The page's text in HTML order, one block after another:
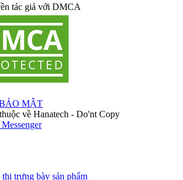
tác giả với DMCA
MẬT
về Hanatech - Do'nt Copy
trưng bày sản phẩm